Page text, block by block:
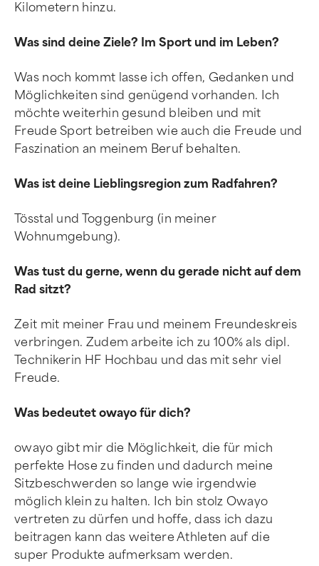
Kilometern hinzu.
Was sind deine Ziele? Im Sport und im Leben?
Was noch kommt lasse ich offen, Gedanken und
Möglichkeiten sind genügend vorhanden. Ich
möchte weiterhin gesund bleiben und mit
Freude Sport betreiben wie auch die Freude und
Faszination an meinem Beruf behalten.
Was ist deine Lieblingsregion zum Radfahren?
Tösstal und Toggenburg (in meiner
Wohnumgebung).
Was tust du gerne, wenn du gerade nicht auf dem
Rad sitzt?
Zeit mit meiner Frau und meinem Freundeskreis
verbringen. Zudem arbeite ich zu 100% als dipl.
Technikerin HF Hochbau und das mit sehr viel
Freude.
Was bedeutet owayo für dich?
owayo gibt mir die Möglichkeit, die für mich
perfekte Hose zu finden und dadurch meine
Sitzbeschwerden so lange wie irgendwie
möglich klein zu halten. Ich bin stolz Owayo
vertreten zu dürfen und hoffe, dass ich dazu
beitragen kann das weitere Athleten auf die
super Produkte aufmerksam werden.